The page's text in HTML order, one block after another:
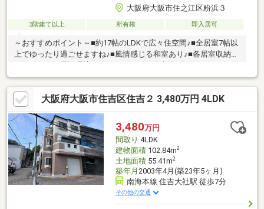
大阪府大阪市住之江区粉浜３
3階建て以上 所有権 即入居可
～おすすめポイント～■約17帖のLDKで広々住空間♪■全居室7帖以
上でゆったり過ごせますね♪■風情感じる和室あり♪■各居室収納ス
徒歩約5分・銀行まで徒歩約5分・郵便局まで徒歩約6分粉浜小学
校まで徒歩約9分とお子様の通いやすい距離♪公園も近く、子育て
世代の方にもおすすめ！その他、周辺には生活に便利な施設が充
実！ぜひ、一度ご覧になってみませんか♪ 住宅ローンや資金計画
などお気軽にご相談ください！ お気軽にお問合せください！
大阪府大阪市住吉区住吉２ 3,480万円 4LDK
3,480万円
間取り 4LDK
建物面積102.84m2
土地面積55.41m2
築年月 2003年4月(築23年5ヶ月)
南海本線 住吉大社駅 徒歩7分
その他の交通